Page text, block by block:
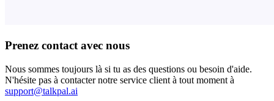
Prenez contact avec nous
Nous sommes toujours là si tu as des questions ou besoin d'aide.
N'hésite pas à contacter notre service client à tout moment à
support@talkpal.ai